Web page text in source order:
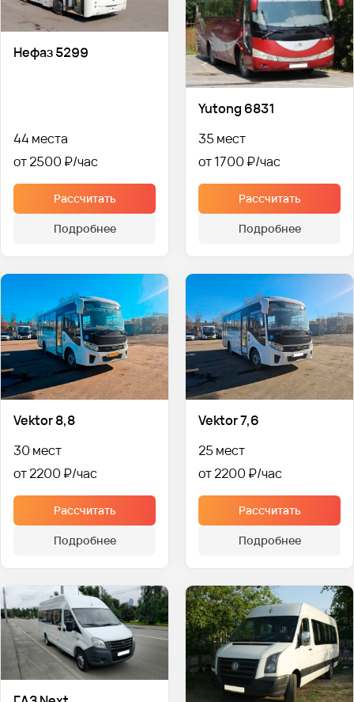
Нефаз 5299
44 места
от 2500 ₽
Рассчитать
Подробнее
Yutong 6831
35 мест
от 1700 ₽
Рассчитать
Подробнее
Vektor 8,8
30 мест
от 2200 ₽
Рассчитать
Подробнее
Vektor 7,6
25 мест
от 2200 ₽
Рассчитать
Подробнее